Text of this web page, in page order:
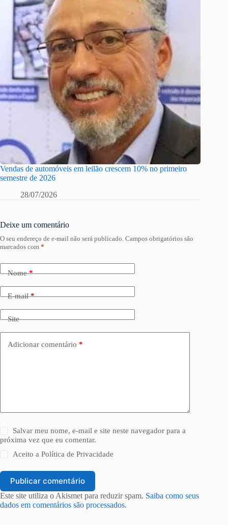
Vendas de automóveis em leilão crescem 10% no primeiro
semestre de 2026
28/07/2026
Deixe um comentário
O seu endereço de e-mail não será publicado. Campos obrigatórios são
marcados com *
Nome*
E-mail*
Site
Adicionar comentário *
Salvar meu nome, e-mail e site neste navegador para a
próxima vez que eu comentar.
Aceito aPolítica de Privacidade
Publicar comentário
Este site utiliza o Akismet para reduzir spam. Saiba como seus
dados em comentários são processados.